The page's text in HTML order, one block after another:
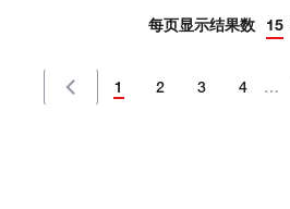
每页显示结果数 15
1 2 3 4 …